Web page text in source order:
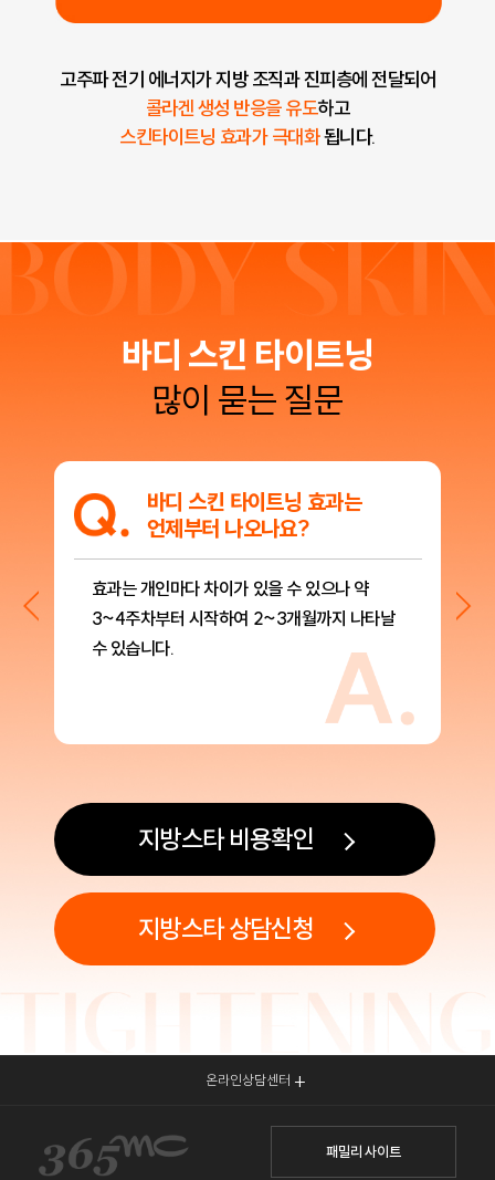
고주파 전기 에너지가 지방 조직과 진피층에 전달되어
콜라겐 생성 반응을 유도하고
스킨타이트닝 효과가 극대화됩니다.
바디 스킨 타이트닝
많이 묻는 질문
바디 스킨 타이트닝 효과는
언제부터 나오나요?
효과는 개인마다 차이가 있을 수 있으나 약
3~4주차부터 시작하여 2~3개월까지 나타날
수 있습니다.
지방스타 비용확인
지방스타 상담신청
온라인상담센터
패밀리 사이트